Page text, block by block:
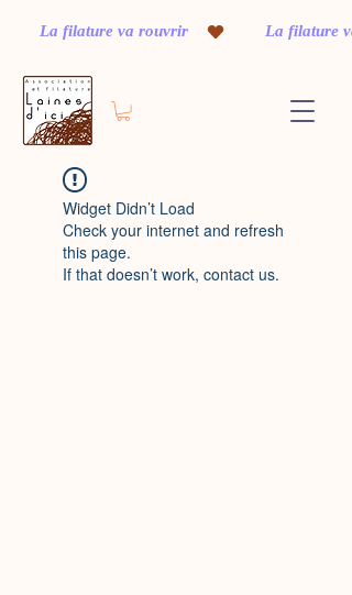
         La filature va rouvrir
Widget Didn’t Load
Check your internet and refresh
this page.
If that doesn’t work, contact us.